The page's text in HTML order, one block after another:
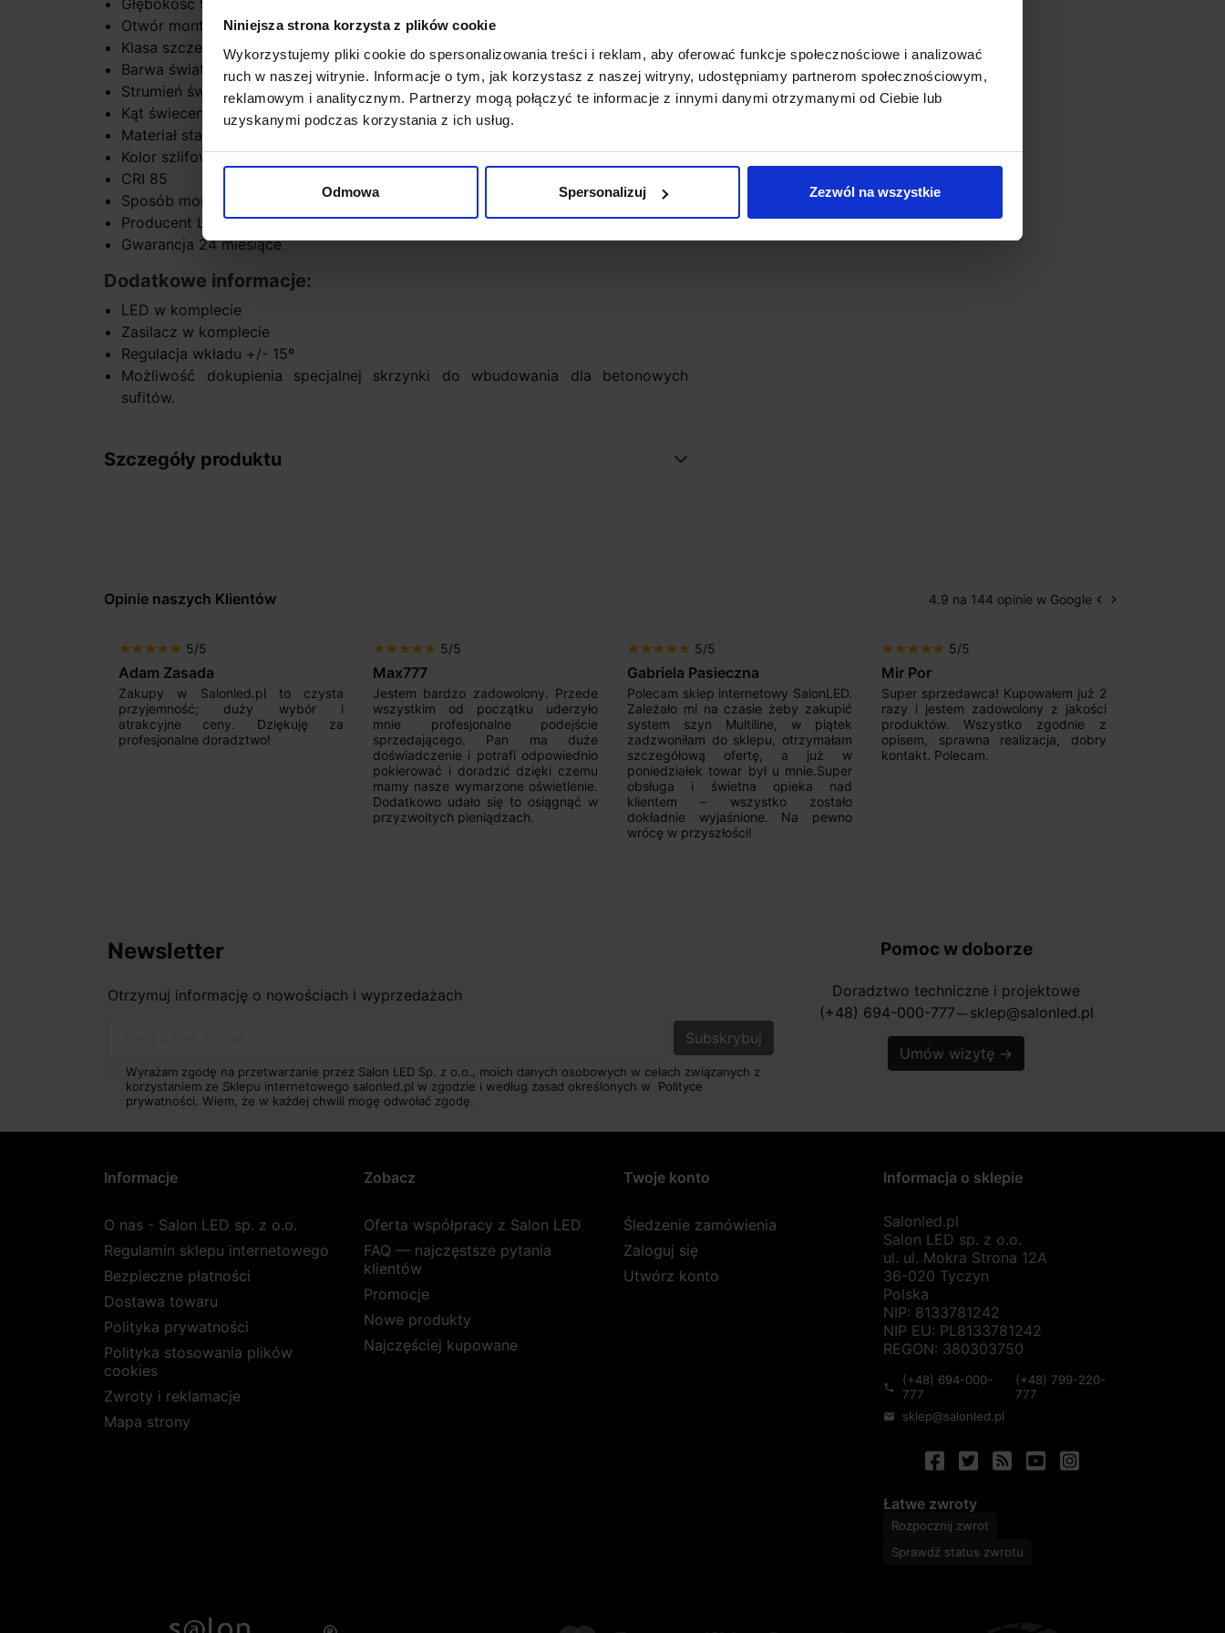
Niniejsza strona korzysta z plików cookie
Wykorzystujemy pliki cookie do spersonalizowania treści i reklam, aby oferować funkcje społecznościowe i analizować
ruch w naszej witrynie. Informacje o tym, jak korzystasz z naszej witryny, udostępniamy partnerom społecznościowym,
reklamowym i analitycznym. Partnerzy mogą połączyć te informacje z innymi danymi otrzymanymi od Ciebie lub
uzyskanymi podczas korzystania z ich usług.
Odmowa Spersonalizuj Zezwól na wszystkie
Głębokość 9cm
Otwór montażowy średnica 17cm
Klasa szczelności IP66
Barwa światła 3000K-biała ciepła, 4000K-biała naturalna
Strumień światła: 3000K-1566lm, 4000K-1647lm
Kąt świecenia 16º lub 40º
Materiał stal nierdzewna 316, szkło
Kolor szlifowany
CRI 85
Sposób montażu sufit, do zabudowy
Producent LEDS-C4
Gwarancja 24 miesiące
Dodatkowe informacje:
LED w komplecie
Zasilacz w komplecie
Regulacja wkładu +/- 15º
Możliwość dokupienia specjalnej skrzynki do wbudowania dla betonowych
sufitów.
Szczegóły produktu
Opinie naszych Klientów 4.9 na 144 opinie w Google Poprzedni
keyboard_arrow_left Następny
keyboard_arrow_right
star star star star star 5/5
Adam Zasada
Zakupy w Salonled.pl to czysta
przyjemność; duży wybór i
atrakcyjne ceny. Dziękuję za
profesjonalne doradztwo!
star star star star star 5/5
Max777
Jestem bardzo zadowolony. Przede
wszystkim od początku uderzyło
mnie profesjonalne podejście
sprzedającego. Pan ma duże
doświadczenie i potrafi odpowiednio
pokierować i doradzić dzięki czemu
mamy nasze wymarzone oświetlenie.
Dodatkowo udało się to osiągnąć w
przyzwoitych pieniądzach.
star star star star star 5/5
Gabriela Pasieczna
Polecam sklep internetowy SalonLED.
Zależało mi na czasie żeby zakupić
system szyn Multiline, w piątek
zadzwoniłam do sklepu, otrzymałam
szczegółową ofertę, a już w
poniedziałek towar był u mnie.Super
obsługa i świetna opieka nad
klientem – wszystko zostało
dokładnie wyjaśnione. Na pewno
wrócę w przyszłości!
star star star star star 5/5
Mir Por
Super sprzedawca! Kupowałem już 2
razy i jestem zadowolony z jakości
produktów. Wszystko zgodnie z
opisem, sprawna realizacja, dobry
kontakt. Polecam.
Newsletter
Otrzymuj informację o nowościach i wyprzedażach
Wyrażam zgodę na przetwarzanie przez Salon LED Sp. z o.o., moich danych osobowych w celach związanych z
korzystaniem ze Sklepu internetowego salonled.pl w zgodzie i według zasad określonych w Polityce
prywatności. Wiem, że w każdej chwili mogę odwołać zgodę.
Pomoc w doborze
Doradztwo techniczne i projektowe
(+48) 694-000-777 horizontal_rule sklep@salonled.pl
Umów wizytę →
Informacje
O nas - Salon LED sp. z o.o.
Regulamin sklepu internetowego
Bezpieczne płatności
Dostawa towaru
Polityka prywatności
Polityka stosowania plików
cookies
Zwroty i reklamacje
Mapa strony
Zobacz
Oferta współpracy z Salon LED
FAQ — najczęstsze pytania
klientów
Promocje
Nowe produkty
Najczęściej kupowane
Twoje konto
Śledzenie zamówienia
Zaloguj się
Utwórz konto
Informacja o sklepie
Salonled.pl
Salon LED sp. z o.o.
ul. ul. Mokra Strona 12A
36-020 Tyczyn
Polska
NIP: 8133781242
NIP EU: PL8133781242
REGON: 380303750
phone
(+48) 694-000-
777
(+48) 799-220-
777
mail sklep@salonled.pl
Łatwe zwroty
Rozpocznij zwrot
Sprawdź status zwrotu